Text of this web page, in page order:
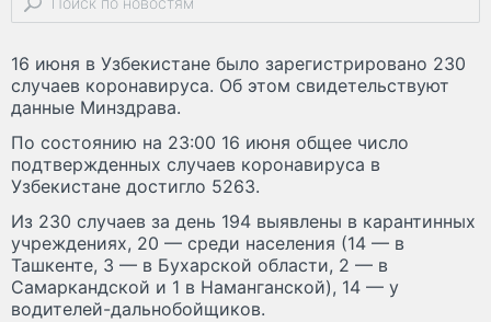
16 июня в Узбекистане было зарегистрировано 230
случаев коронавируса. Об этом свидетельствуют
данные Минздрава.
По состоянию на 23:00 16 июня общее число
подтвержденных случаев коронавируса в
Узбекистане достигло 5263.
Из 230 случаев за день 194 выявлены в карантинных
учреждениях, 20 — среди населения (14 — в
Ташкенте, 3 — в Бухарской области, 2 — в
Самаркандской и 1 в Наманганской), 14 — у
водителей-дальнобойщиков.